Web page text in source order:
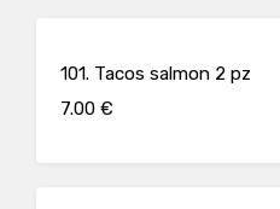
101. Tacos salmon 2 pz
7.00 €